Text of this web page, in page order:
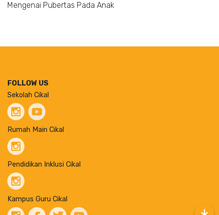
Mengenai Pubertas Pada Anak
FOLLOW US
Sekolah Cikal
Rumah Main Cikal
Pendidikan Inklusi Cikal
Kampus Guru Cikal